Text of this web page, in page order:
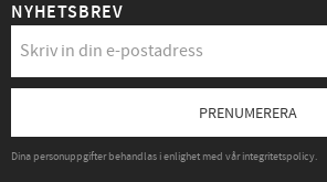
NYHETSBREV
PRENUMERERA
Dina personuppgifter behandlas i enlighet med vårintegritetspolicy.